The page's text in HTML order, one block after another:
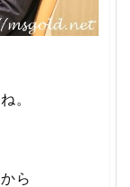
。
ら